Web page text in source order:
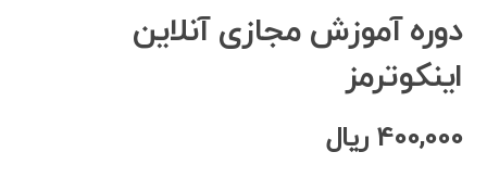
دوره آموزش مجازی آنلاین
اینکوترمز
400,000 ریال